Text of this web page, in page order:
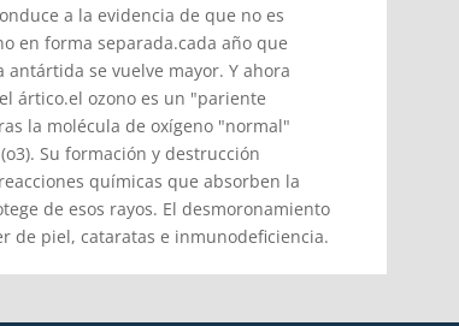
a la evidencia de que no es
en forma separada.cada año que
se vuelve mayor. Y ahora
ártico.el ozono es un "pariente
la molécula de oxígeno "normal"
Su formación y destrucción
químicas que absorben la
de esos rayos. El desmoronamiento
de piel, cataratas e inmunodeficiencia.